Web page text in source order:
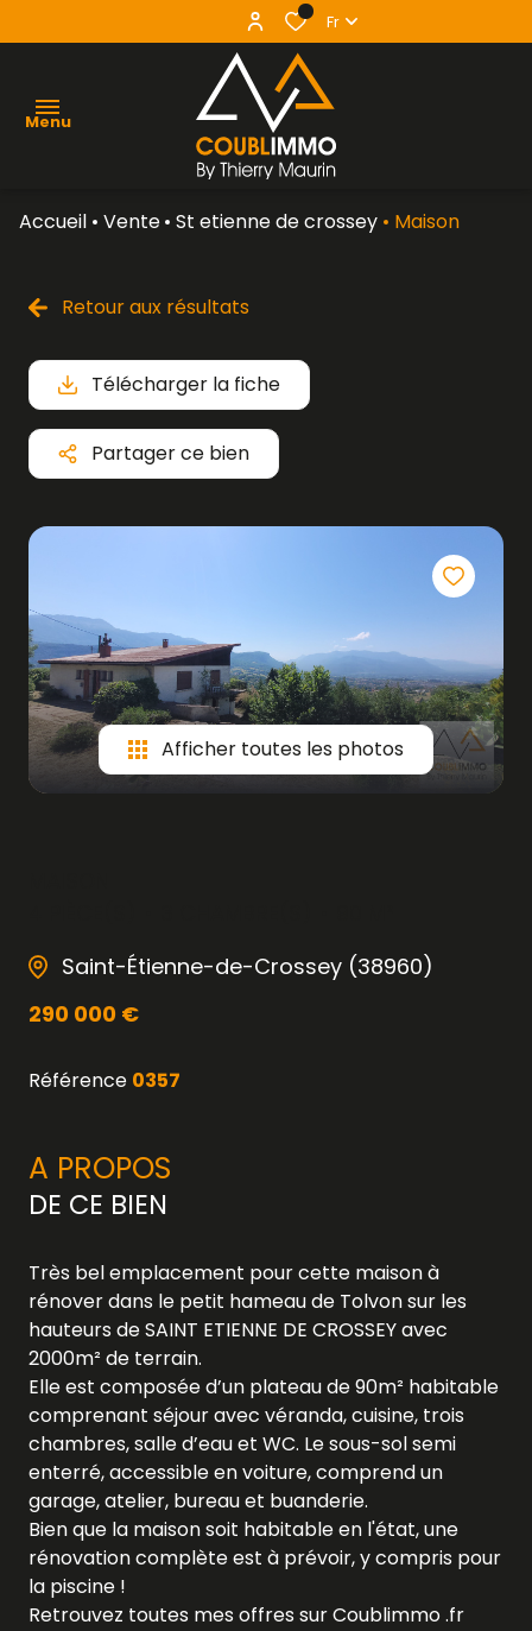
Fr
Menu
acheter
louer
contact
Accueil Vente St etienne de crossey Maison
Retour aux résultats
Télécharger la fiche
Partager ce bien
Afficher toutes les photos
Saint-Étienne-de-Crossey (38960)
290 000 €
Référence 0357
A PROPOS
DE CE BIEN
Très bel emplacement pour cette maison à
rénover dans le petit hameau de Tolvon sur les
hauteurs de SAINT ETIENNE DE CROSSEY avec
2000m² de terrain.
Elle est composée d’un plateau de 90m² habitable
comprenant séjour avec véranda, cuisine, trois
chambres, salle d’eau et WC. Le sous-sol semi
enterré, accessible en voiture, comprend un
garage, atelier, bureau et buanderie.
Bien que la maison soit habitable en l'état, une
rénovation complète est à prévoir, y compris pour
la piscine !
Retrouvez toutes mes offres sur Coublimmo .fr